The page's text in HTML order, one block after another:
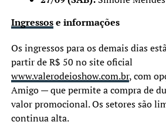
Ingressose informações
Os ingressos para os demais dias
partir de R$ 50 no site oficial
www.valerodeioshow.com.br, com
Amigo — que permite a compra de
valor promocional. Os setores são
continua alta.